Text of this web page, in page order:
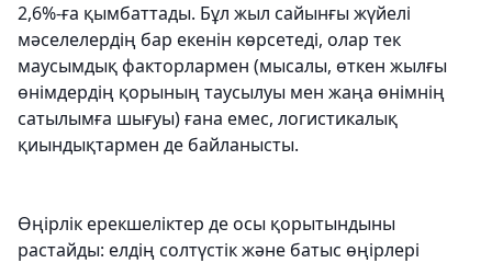
2,6%-ға қымбаттады. Бұл жыл сайынғы жүйелі
мәселелердің бар екенін көрсетеді, олар тек
маусымдық факторлармен (мысалы, өткен жылғы
өнімдердің қорының таусылуы мен жаңа өнімнің
сатылымға шығуы) ғана емес, логистикалық
қиындықтармен де байланысты.
Өңірлік ерекшеліктер де осы қорытындыны
растайды: елдің солтүстік және батыс өңірлері